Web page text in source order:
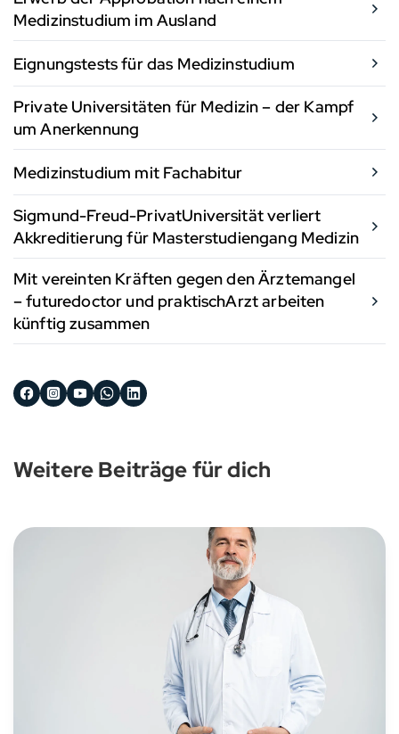
Medizinstudium im Ausland
Eignungstests für das Medizinstudium
Private Universitäten für Medizin – der Kampf
um Anerkennung
Medizinstudium mit Fachabitur
Sigmund-Freud-PrivatUniversität verliert
Akkreditierung für Masterstudiengang Medizin
Mit vereinten Kräften gegen den Ärztemangel
– futuredoctor und praktischArzt arbeiten
künftig zusammen
Weitere Beiträge für dich